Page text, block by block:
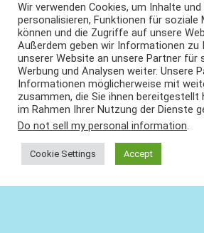
Wir verwenden Cookies, um Inhalte
personalisieren, Funktionen für soziale
können und die Zugriffe auf unsere
Außerdem geben wir Informationen zu
unserer Website an unsere Partner für
Werbung und Analysen weiter. Unsere
Informationen möglicherweise mit
zusammen, die Sie ihnen bereitgestellt
im Rahmen Ihrer Nutzung der Dienste
Do not sell my personal information.
Cookie Settings Accept